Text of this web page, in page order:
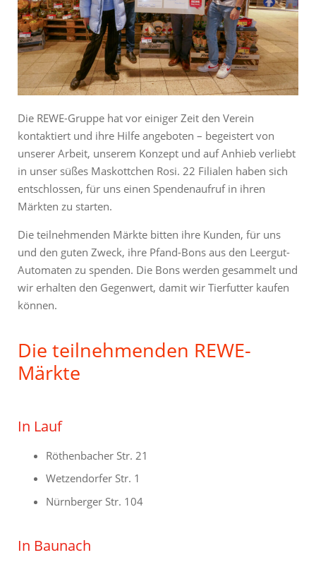
Die REWE-Gruppe hat vor einiger Zeit den Verein
kontaktiert und ihre Hilfe angeboten – begeistert von
unserer Arbeit, unserem Konzept und auf Anhieb verliebt
in unser süßes Maskottchen Rosi. 22 Filialen haben sich
entschlossen, für uns einen Spendenaufruf in ihren
Märkten zu starten.
Die teilnehmenden Märkte bitten ihre Kunden, für uns
und den guten Zweck, ihre Pfand-Bons aus den Leergut-
Automaten zu spenden. Die Bons werden gesammelt und
wir erhalten den Gegenwert, damit wir Tierfutter kaufen
können.
Die teilnehmenden REWE-
Märkte
In Lauf
Röthenbacher Str. 21
Wetzendorfer Str. 1
Nürnberger Str. 104
In Baunach